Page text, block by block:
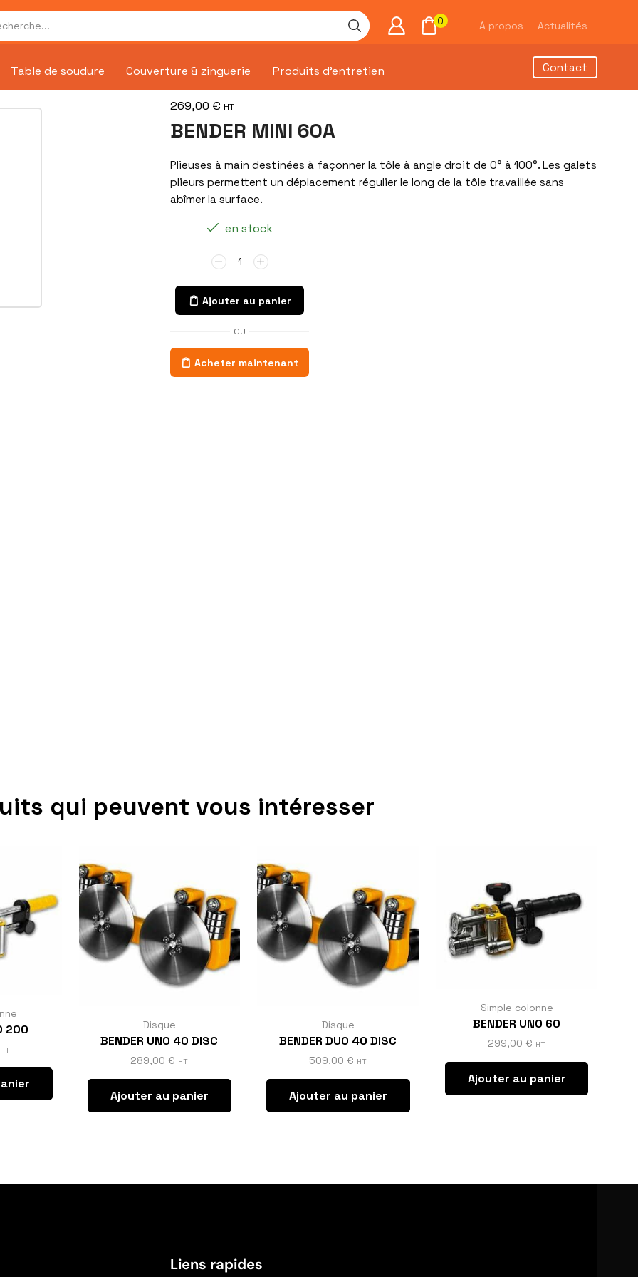
0 À propos Actualités
Table de soudure Couverture & zinguerie Produits d’entretien Contact
269,00 € HT
BENDER MINI 60A
Plieuses à main destinées à façonner la tôle à angle droit de 0° à 100°. Les galets
plieurs permettent un déplacement régulier le long de la tôle travaillée sans
abîmer la surface.
en stock
Ajouter au panier
OU
Acheter maintenant
qui peuvent vous intéresser
200
HT
Disque
BENDER UNO 40 DISC
289,00 € HT
Ajouter au panier
Disque
BENDER DUO 40 DISC
509,00 € HT
Ajouter au panier
Simple colonne
BENDER UNO 60
299,00 € HT
Ajouter au panier
Liens rapides